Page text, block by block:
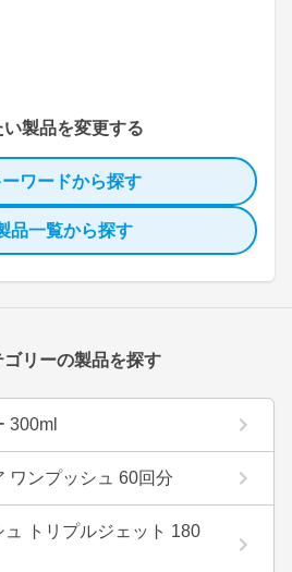
い製品を変更する
ーワードから探す
品一覧から探す
ゴリーの製品を探す
300ml
ワンプッシュ 60回分
ュ トリプルジェット 180